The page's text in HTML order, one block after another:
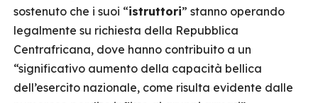
sostenuto che i suoi “istruttori” stanno operando
legalmente su richiesta della Repubblica
Centrafricana, dove hanno contribuito a un
“significativo aumento della capacità bellica
dell’esercito nazionale, come risulta evidente dalle